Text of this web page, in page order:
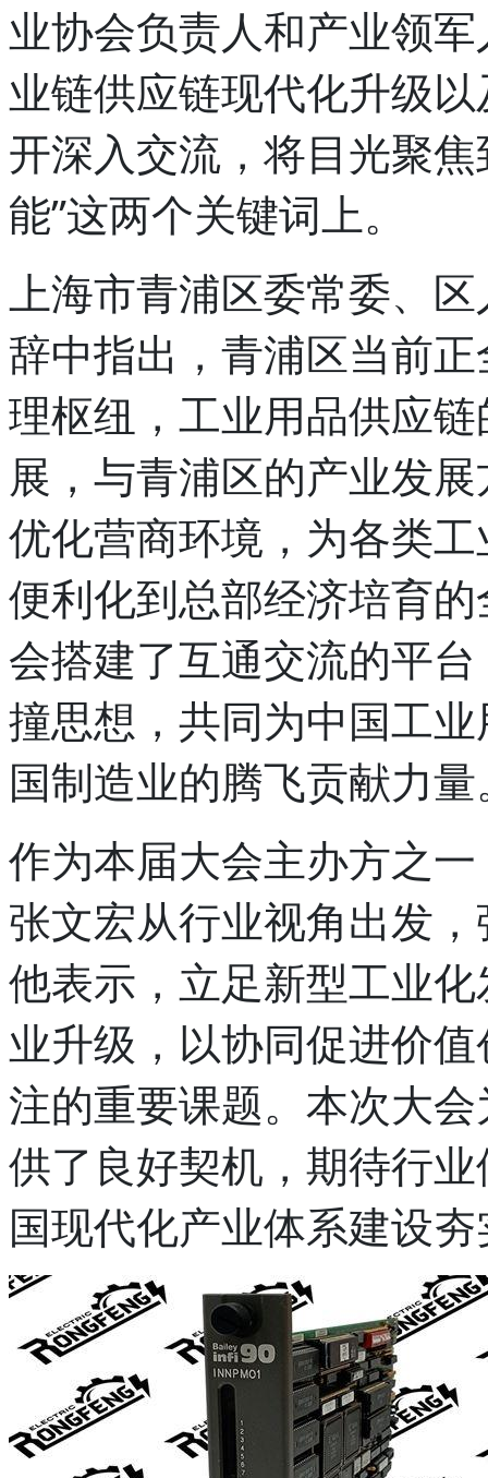
业协会负责人和产业领
业链供应链现代化升级
开深入交流，将目光聚焦
能”这两个关键词上。
上海市青浦区委常委、
辞中指出，青浦区当前
理枢纽，工业用品供应
展，与青浦区的产业发
优化营商环境，为各类
便利化到总部经济培育
会搭建了互通交流的平
撞思想，共同为中国工
国制造业的腾飞贡献力量
作为本届大会主办方之
张文宏从行业视角出发
他表示，立足新型工业
业升级，以协同促进价
注的重要课题。本次大
供了良好契机，期待行
国现代化产业体系建设